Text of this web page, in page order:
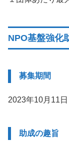
NPO基盤強化
募集期間
2023年10月11
助成の趣旨